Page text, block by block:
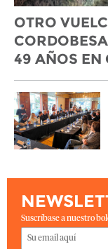
OTRO
49 AÑOS EN
Suscríbase a nuestro